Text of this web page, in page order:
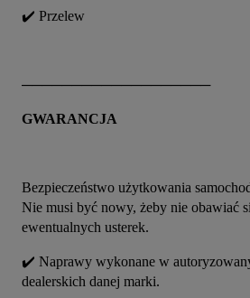
✔️ Przelew
───────────────────
GWARANCJA
Bezpieczeństwo użytkowania
Nie musi być nowy, żeby nie obawiać
ewentualnych usterek.
✔️ Naprawy wykonane w
dealerskich danej marki.